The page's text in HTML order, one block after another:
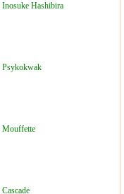
Inosuke Hashibira
Psykokwak
Mouffette
Cascade